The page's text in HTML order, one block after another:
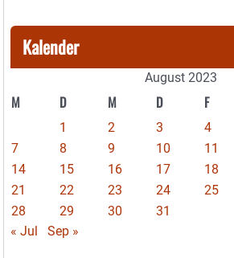
Kalender
August 2023
M D M D F
1 2 3 4
7
8 9 10 11
14
15 16 17 18
21
22 23 24 25
28
29 30
31
« Jul
Sep »